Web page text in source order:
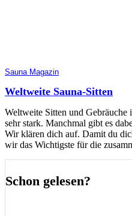
Sauna Magazin
Weltweite Sauna-Sitten
Weltweite Sitten und Gebräuche
sehr stark. Manchmal gibt es
Wir klären dich auf. Damit du
wir das Wichtigste für die
Schon gelesen?